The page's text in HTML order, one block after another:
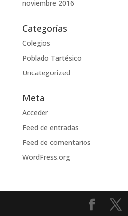
noviembre 2016
Categorías
Colegios
Poblado Tartésico
Uncategorized
Meta
Acceder
Feed de entradas
Feed de comentarios
WordPress.org